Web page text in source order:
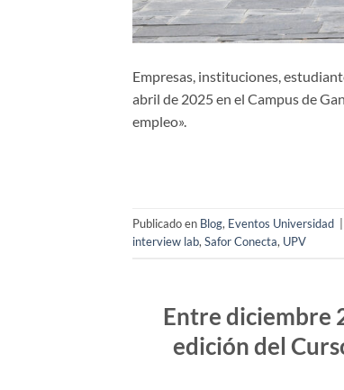
Empresas, instituciones,
abril de 2025 en el Campus de
empleo».
Publicado en Blog, Eventos Universidad
interview lab,Safor Conecta, UPV
Entre diciembre
edición del